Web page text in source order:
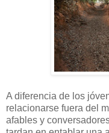
A diferencia de los
relacionarse fuera del
afables y